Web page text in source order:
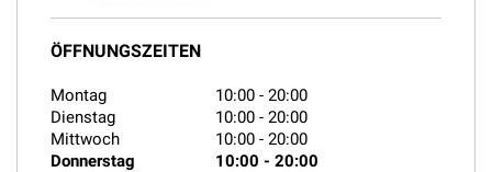
ÖFFNUNGSZEITEN
Montag 10:00 - 20:00
Dienstag
10:00 - 20:00
Mittwoch
10:00 - 20:00
Donnerstag
10:00 - 20:00